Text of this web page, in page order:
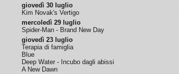
giovedì 30 luglio
Kim Novak's Vertigo
mercoledì 29 luglio
Spider-Man - Brand New Day
giovedì 23 luglio
Terapia di famiglia
Blue
Deep Water - Incubo dagli abissi
A New Dawn